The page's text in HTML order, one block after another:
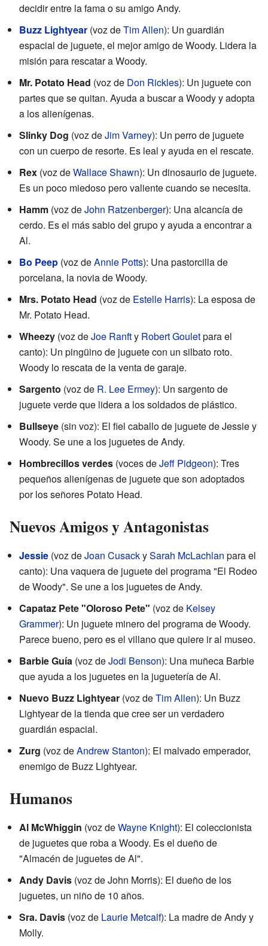
decidir entre la fama o su amigo Andy.
Buzz Lightyear (voz deTim Allen): Un guardián
espacial de juguete, el mejor amigo de Woody. Lidera la
misión para rescatar a Woody.
Mr. Potato Head (voz de Don Rickles): Un juguete con
partes que se quitan. Ayuda a buscar a Woody y adopta
a los alienígenas.
Slinky Dog (voz deJim Varney): Un perro de juguete
con un cuerpo de resorte. Es leal y ayuda en el rescate.
Rex (voz deWallace Shawn): Un dinosaurio de juguete.
Es un poco miedoso pero valiente cuando se necesita.
Hamm (voz deJohn Ratzenberger): Una alcancía de
cerdo. Es el más sabio del grupo y ayuda a encontrar a
Al.
Bo Peep (voz deAnnie Potts): Una pastorcilla de
porcelana, la novia de Woody.
Mrs. Potato Head (voz de Estelle Harris): La esposa de
Mr. Potato Head.
Wheezy (voz deJoe Ranfty Robert Gouletpara el
canto): Un pingüino de juguete con un silbato roto.
Woody lo rescata de la venta de garaje.
Sargento (voz de R. Lee Ermey): Un sargento de
juguete verde que lidera a los soldados de plástico.
Bullseye (sin voz): El fiel caballo de juguete de Jessie y
Woody. Se une a los juguetes de Andy.
Hombrecillos verdes (voces deJeff Pidgeon): Tres
pequeños alienígenas de juguete que son adoptados
por los señores Potato Head.
Nuevos Amigos y Antagonistas
Jessie (voz deJoan CusackySarah McLachlan para el
canto): Una vaquera de juguete del programa "El Rodeo
de Woody". Se une a los juguetes de Andy.
Capataz Pete "Oloroso Pete" (voz de Kelsey
Grammer): Un juguete minero del programa de Woody.
Parece bueno, pero es el villano que quiere ir al museo.
Barbie Guía (voz deJodi Benson): Una muñeca Barbie
que ayuda a los juguetes en la juguetería de Al.
Nuevo Buzz Lightyear (voz deTim Allen): Un Buzz
Lightyear de la tienda que cree ser un verdadero
guardián espacial.
Zurg (voz deAndrew Stanton): El malvado emperador,
enemigo de Buzz Lightyear.
Humanos
Al McWhiggin (voz deWayne Knight): El coleccionista
de juguetes que roba a Woody. Es el dueño de
"Almacén de juguetes de Al".
Andy Davis (voz de John Morris): El dueño de los
juguetes, un niño de 10 años.
Sra. Davis (voz de Laurie Metcalf): La madre de Andy y
Molly.